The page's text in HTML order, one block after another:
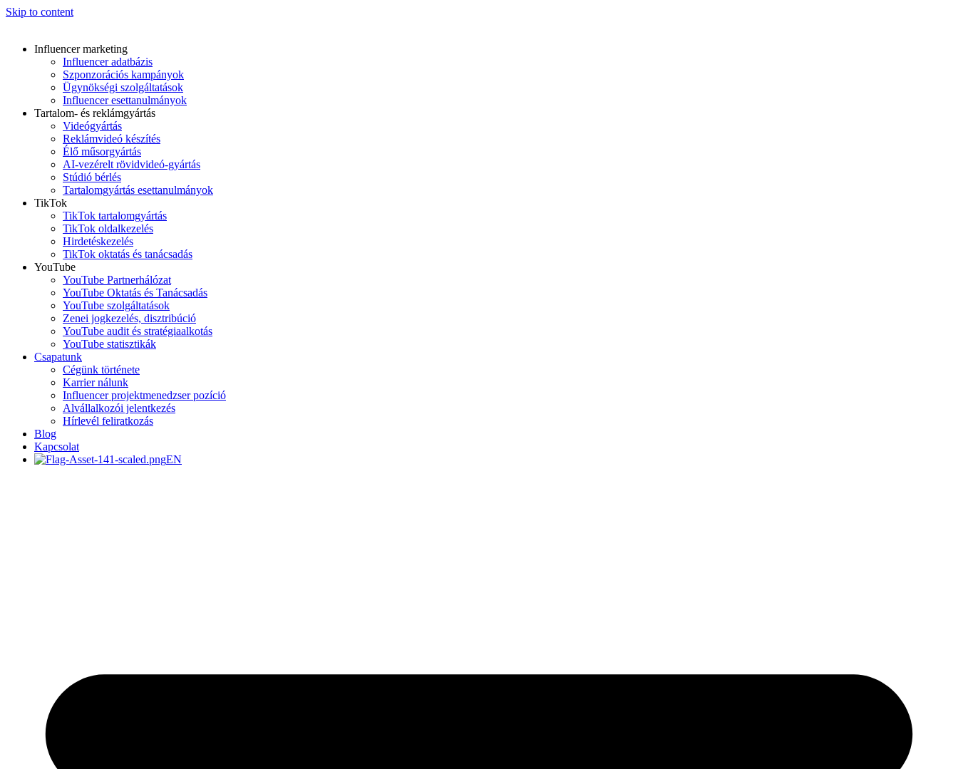
Skip to content
Influencer marketing
Influencer adatbázis
Szponzorációs kampányok
Ügynökségi szolgáltatások
Influencer esettanulmányok
Tartalom- és reklámgyártás
Videógyártás
Reklámvideó készítés
Élő műsorgyártás
AI-vezérelt rövidvideó-gyártás
Stúdió bérlés
Tartalomgyártás esettanulmányok
TikTok
TikTok tartalomgyártás
TikTok oldalkezelés
Hirdetéskezelés
TikTok oktatás és tanácsadás
YouTube
YouTube Partnerhálózat
YouTube Oktatás és Tanácsadás
YouTube szolgáltatások
Zenei jogkezelés, disztribúció
YouTube audit és stratégiaalkotás
YouTube statisztikák
Csapatunk
Cégünk története
Karrier nálunk
Influencer projektmenedzser pozíció
Alvállalkozói jelentkezés
Hírlevél feliratkozás
Blog
Kapcsolat
EN